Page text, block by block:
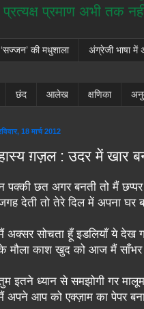
प्रत्यक्ष प्रमाण अभी
‘सज्जन’ की मधुशाला अंग्रेजी भाषा में
छंद आलेख क्षणिका
18 मार्च 2012
ग़ज़ल : उदर में खार
पक्की छत अगर बनती तो मैं छप्पर
देती तो तेरे दिल में अपना घर
अक्सर सोचता हूँ इडलियाँ ये देख
मौला काश खुद को आज मैं साँभर
इतने ध्यान से समझोगी गर मालूम
अपने आप को एक्ज़ाम का पेपर